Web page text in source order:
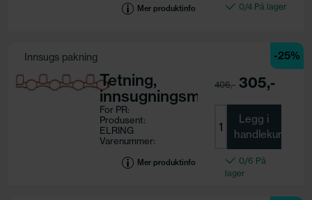
Motorkode:Mer produktinfo 0/4 På lager
-25%
Innsugs pakning
Tetning,
innsugningsmanifold
For PR:
Produsent:
ELRING
Varenummer:
Motorkode:Mer produktinfo
406,- 305,-
Legg i
handlekurv
0/6 På
lager